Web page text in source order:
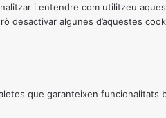
i entendre com utilitzeu
desactivar algunes d’aquestes
que garanteixen